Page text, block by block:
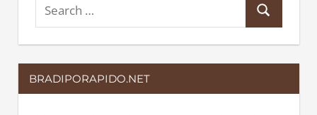
e
a
r
c
e
a
BRADIPORAPIDO.NET